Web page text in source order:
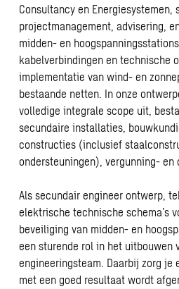
Consultancy en
projectmanagement, advisering,
midden- en
kabelverbindingen en technische
implementatie van wind- en
bestaande netten. In onze
volledige integrale scope uit,
secundaire installaties,
constructies (inclusief
ondersteuningen), vergunning- en
Als secundair engineer ontwerp,
elektrische technische schema’s
beveiliging van midden- en
een sturende rol in het uitbouwen
engineeringsteam. Daarbij zorg je
met een goed resultaat wordt